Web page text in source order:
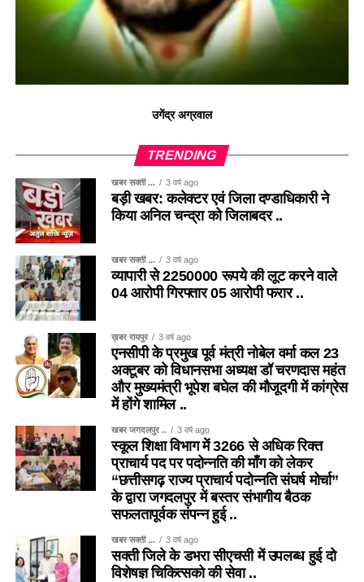
उगेंद्र अग्रवाल
TRENDING
खबर सक्ती ... 3 वर्ष ago
बड़ी खबर: कलेक्टर एवं जिला दण्डाधिकारी ने
किया अनिल चन्द्रा को जिलाबदर ..
खबर सक्ती ... 3 वर्ष ago
व्यापारी से 2250000 रूपये की लूट करने वाले
04 आरोपी गिरफ्तार 05 आरोपी फरार ..
ख़बर रायपुर 3 वर्ष ago
एनसीपी के प्रमुख पूर्व मंत्री नोबेल वर्मा कल 23
अक्टूबर को विधानसभा अध्यक्ष डॉ चरणदास महंत
और मुख्यमंत्री भूपेश बघेल की मौजूदगी में कांग्रेस
में होंगे शामिल ..
खबर जगदलपुर .. 3 वर्ष ago
स्कूल शिक्षा विभाग में 3266 से अधिक रिक्त
प्राचार्य पद पर पदोन्नति की माँग को लेकर
“छत्तीसगढ़ राज्य प्राचार्य पदोन्नति संघर्ष मोर्चा”
के द्वारा जगदलपुर में बस्तर संभागीय बैठक
सफलतापूर्वक संपन्न हुई ..
खबर सक्ती ... 3 वर्ष ago
सक्ती जिले के डभरा सीएचसी में उपलब्ध हुई दो
विशेषज्ञ चिकित्सको की सेवा ..